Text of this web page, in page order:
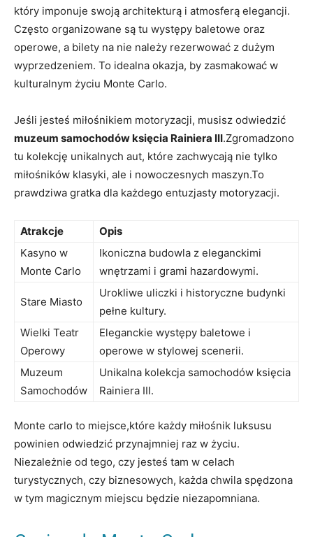
który ‍imponuje swoją‌ architekturą​ i atmosferą elegancji.
Często​ organizowane są tu występy baletowe oraz
operowe, a bilety na nie należy rezerwować z dużym ​
wyprzedzeniem.‌ To⁢ idealna okazja, by zasmakować w
kulturalnym życiu Monte Carlo.
Jeśli jesteś miłośnikiem motoryzacji, musisz odwiedzić‍
muzeum samochodów księcia Rainiera III.Zgromadzono
tu kolekcję unikalnych ⁤aut, które zachwycają nie tylko
miłośników klasyki, ale ⁤i nowoczesnych maszyn.To
prawdziwa​ gratka⁣ dla​ każdego entuzjasty motoryzacji.
Atrakcje
Opis
Kasyno‌ w
Monte‌ Carlo
Ikoniczna budowla z eleganckimi
wnętrzami ​i grami‍ hazardowymi.
Stare⁤ Miasto
Urokliwe uliczki i historyczne budynki
pełne​ kultury.
Wielki Teatr
Operowy
Eleganckie ⁣występy⁤ baletowe i
operowe w‌ stylowej scenerii.
Muzeum
Samochodów
Unikalna kolekcja ‌samochodów⁢ księcia
Rainiera III.
Monte carlo to miejsce,które każdy miłośnik luksusu
powinien odwiedzić⁤ przynajmniej raz w życiu.
Niezależnie od tego, czy jesteś tam w celach
turystycznych, czy biznesowych, każda‍ chwila spędzona
w tym magicznym ‍miejscu będzie niezapomniana.